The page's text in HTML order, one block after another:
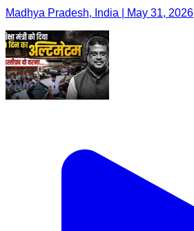
Madhya Pradesh, India | May 31, 2026